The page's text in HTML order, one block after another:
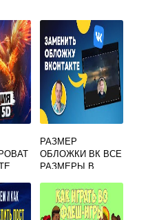
РАЗМЕР
ОБЛОЖКИ ВК ВСЕ
РАЗМЕРЫ В